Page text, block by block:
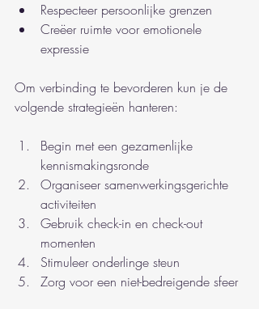
Respecteer persoonlijke grenzen
Creëer ruimte voor emotionele
expressie
Om verbinding te bevorderen kun je de
volgende strategieën hanteren:
Begin met een gezamenlijke
kennismakingsronde
Organiseer samenwerkingsgerichte
activiteiten
Gebruik check-in en check-out
momenten
Stimuleer onderlinge steun
Zorg voor een niet-bedreigende sfeer